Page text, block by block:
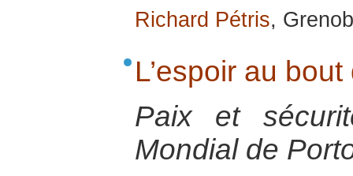
Richard Pétris,
L’espoir au
Paix et
Mondial de